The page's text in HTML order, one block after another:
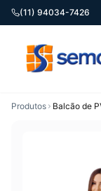
(11) 94034-7426
Produtos
Balcão de